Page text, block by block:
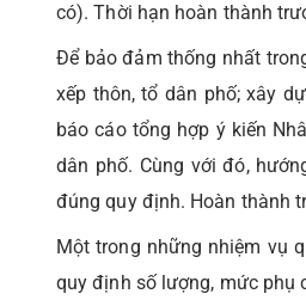
có). Thời hạn hoàn thành
Để bảo đảm thống nhất
xếp thôn, tổ dân phố; xây
báo cáo tổng hợp ý kiến
dân phố. Cùng với đó,
đúng quy định. Hoàn thành
Một trong những nhiệm vụ
quy định số lượng, mức phụ